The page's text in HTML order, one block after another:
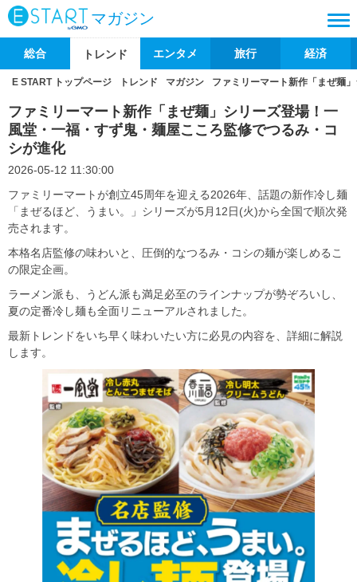
マガジン
総合 トレンド エンタメ 旅行 経済
E START トップページ トレンド マガジン ファミリーマート新作「まぜ麺
ファミリーマート新作「まぜ麺」シリーズ登場！一
風堂・一福・すず鬼・麺屋こころ監修でつるみ・コ
シが進化
2026-05-12 11:30:00
ファミリーマートが創立45周年を迎える2026年、話題の新作冷し麺
「まぜるほど、うまい。」シリーズが5月12日(火)から全国で順次発
売されます。
本格名店監修の味わいと、圧倒的なつるみ・コシの麺が楽しめるこ
の限定企画。
ラーメン派も、うどん派も満足必至のラインナップが勢ぞろいし、
夏の定番冷し麺も全面リニューアルされました。
最新トレンドをいち早く味わいたい方に必見の内容を、詳細に解説
します。